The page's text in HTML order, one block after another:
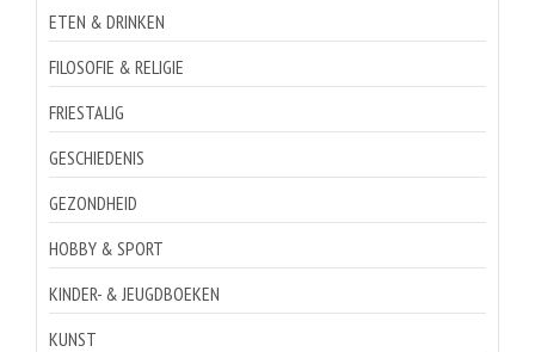
ETEN & DRINKEN
FILOSOFIE & RELIGIE
FRIESTALIG
GESCHIEDENIS
GEZONDHEID
HOBBY & SPORT
KINDER- & JEUGDBOEKEN
KUNST